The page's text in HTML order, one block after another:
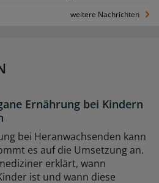
weitere Nachrichten
Ernährung bei Kindern
bei Heranwachsenden kann
es auf die Umsetzung an.
erklärt, wann
ist und wann diese